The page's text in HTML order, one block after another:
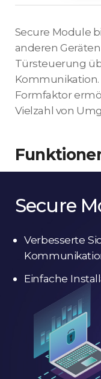
Secure Module
anderen
Türsteuerung
Formfaktor
Vielzahl von
Secure
Verbesserte
Einfache